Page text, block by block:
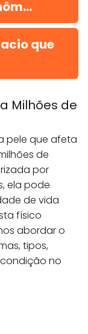
que
Milhões de
pele que afeta
de
por
ela pode
de vida
físico
abordar o
tipos,
no